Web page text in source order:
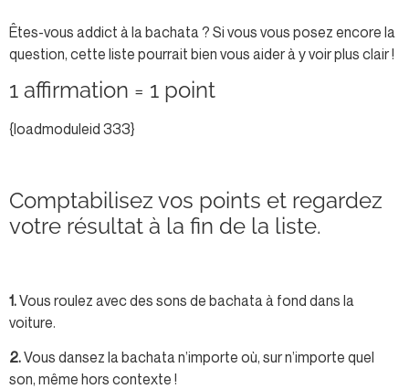
Êtes-vous addict à la bachata ? Si vous vous posez encore la
question, cette liste pourrait bien vous aider à y voir plus clair !
1 affirmation = 1 point
{loadmoduleid 333}
Comptabilisez vos points et regardez
votre résultat à la fin de la liste.
1.Vous roulez avec des sons de bachata à fond dans la
voiture.
2.Vous dansez la bachata n’importe où, sur n’importe quel
son, même hors contexte !